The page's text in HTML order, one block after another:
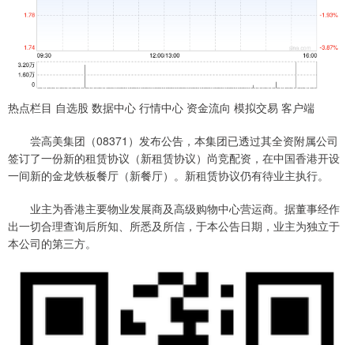
热点栏目 自选股 数据中心 行情中心 资金流向 模拟交易 客户端
尝高美集团（08371）发布公告，本集团已透过其全资附属公司
签订了一份新的租赁协议（新租赁协议）尚竞配资，在中国香港开设
一间新的金龙铁板餐厅（新餐厅）。新租赁协议仍有待业主执行。
业主为香港主要物业发展商及高级购物中心营运商。据董事经作
出一切合理查询后所知、所悉及所信，于本公告日期，业主为独立于
本公司的第三方。